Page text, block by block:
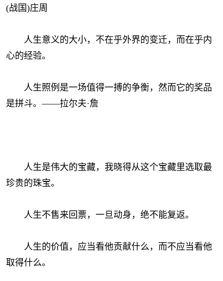
(战国)庄周
人生意义的大小，不在乎外界的变迁，而在乎内
心的经验。
人生照例是一场值得一搏的争衡，然而它的奖品
是拼斗。——拉尔夫·詹
人生是伟大的宝藏，我晓得从这个宝藏里选取最
珍贵的珠宝。
人生不售来回票，一旦动身，绝不能复返。
人生的价值，应当看他贡献什么，而不应当看他
取得什么。